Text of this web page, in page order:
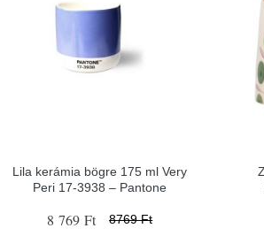
Lila kerámia bögre 175 ml Very
Peri 17-3938 – Pantone
8 769 Ft 8769 Ft